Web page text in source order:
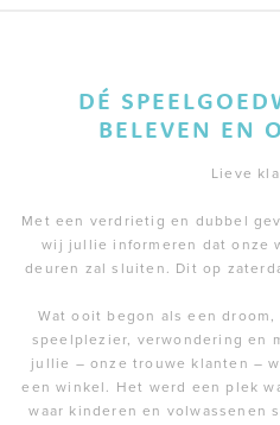
DÉ
BELEVEN EN
Lieve
Met een verdrietig en dubbel
wij jullie informeren dat onze
deuren zal sluiten. Dit op
Wat ooit begon als een
speelplezier, verwondering en
jullie – onze trouwe klanten –
een winkel. Het werd een plek
waar kinderen en volwassenen